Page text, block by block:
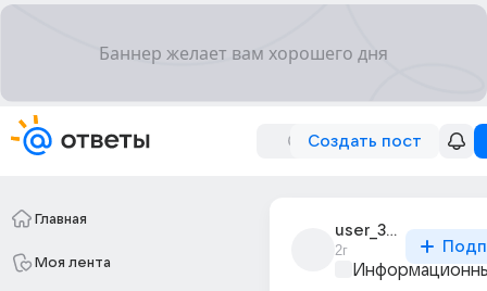
Создать пост
Главная
Моя лента
user_309102296
2г